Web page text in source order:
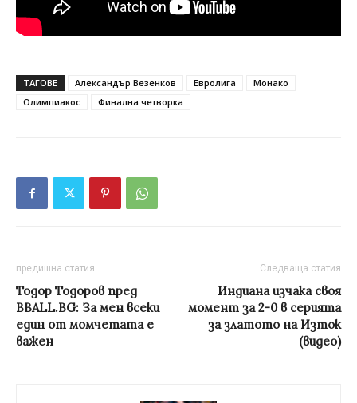
ТАГОВЕ Александър Везенков Евролига
Монако
Олимпиакос
Финална четворка
предишна статия
Тодор Тодоров пред
BBALL.BG: За мен всеки
един от момчетата е
важен
Следваща статия
Индиана изчака своя
момент за 2-0 в серията
за златото на Изток
(видео)